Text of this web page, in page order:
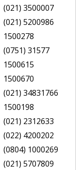
(021) 3500007
(021) 5200986
1500278
(0751) 31577
1500615
1500670
(021) 34831766
1500198
(021) 2312633
(022) 4200202
(0804) 1000269
(021) 5707809